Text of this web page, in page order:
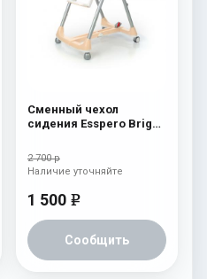
Сменный чехол
сидения Esspero Bright
кормления Peg-Perego
Diner Beige
2 700 р
1 500 e
Сообщить
Наличие уточняйте